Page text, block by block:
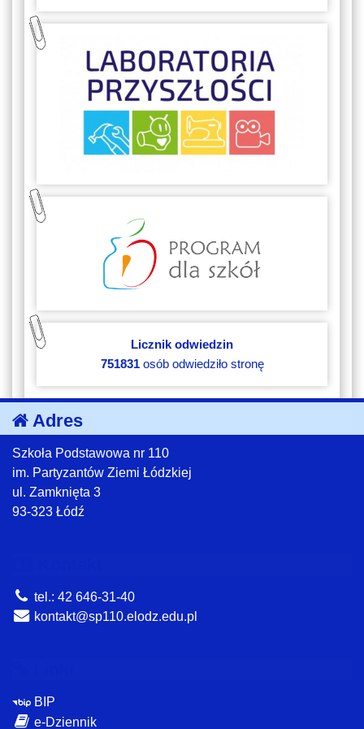
Licznik odwiedzin
751831osób odwiedziło stronę
Adres
Szkoła Podstawowa nr 110
im. Partyzantów Ziemi Łódzkiej
ul. Zamknięta 3
93-323 Łódź
tel.: 42 646-31-40
kontakt@sp110.elodz.edu.pl
BIP
e-Dziennik